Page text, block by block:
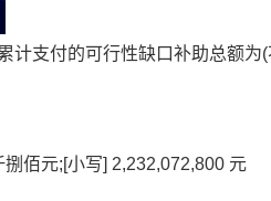
计支付的可行性缺口补助总额为
佰元;[小写] 2,232,072,800 元